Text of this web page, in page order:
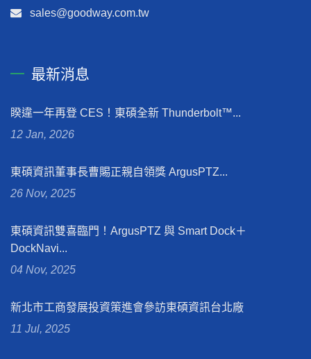
sales@goodway.com.tw
最新消息
睽違一年再登 CES！東碩全新 Thunderbolt™...
12 Jan, 2026
東碩資訊董事長曹賜正親自領獎 ArgusPTZ...
26 Nov, 2025
東碩資訊雙喜臨門！ArgusPTZ 與 Smart Dock＋
DockNavi...
04 Nov, 2025
新北市工商發展投資策進會參訪東碩資訊台北廠
11 Jul, 2025